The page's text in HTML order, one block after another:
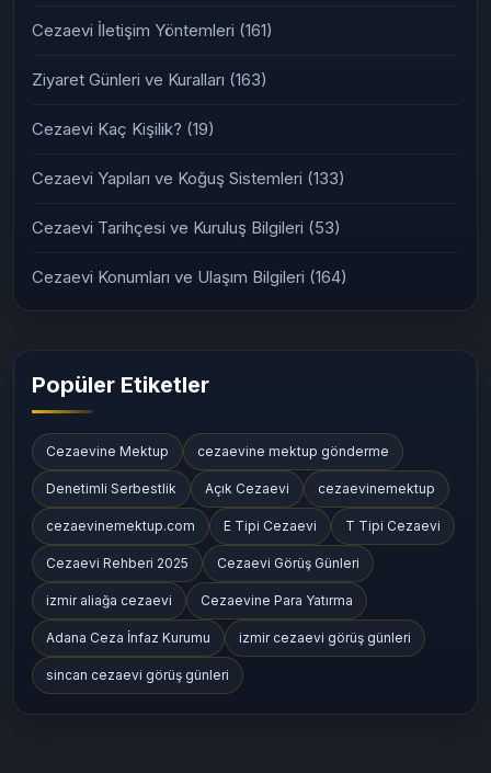
Cezaevi İletişim Yöntemleri (161)
Ziyaret Günleri ve Kuralları (163)
Cezaevi Kaç Kişilik? (19)
Cezaevi Yapıları ve Koğuş Sistemleri (133)
Cezaevi Tarihçesi ve Kuruluş Bilgileri (53)
Cezaevi Konumları ve Ulaşım Bilgileri (164)
Popüler Etiketler
Cezaevine Mektup cezaevine mektup gönderme
Denetimli Serbestlik Açık Cezaevi cezaevinemektup
cezaevinemektup.com E Tipi Cezaevi T Tipi Cezaevi
Cezaevi Rehberi 2025 Cezaevi Görüş Günleri
izmir aliağa cezaevi Cezaevine Para Yatırma
Adana Ceza İnfaz Kurumu izmir cezaevi görüş günleri
sincan cezaevi görüş günleri